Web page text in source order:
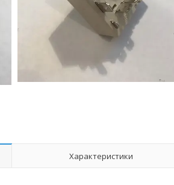
Характеристики